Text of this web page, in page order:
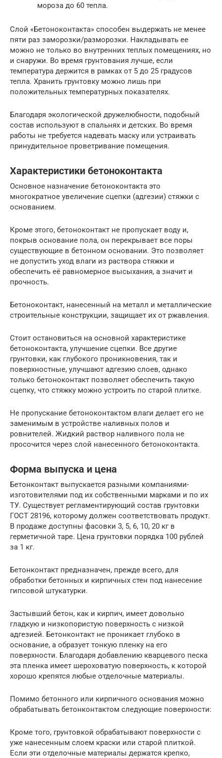
мороза до 60 тепла.
Слой «Бетоноконтакта» способен выдержать не менее
пяти раз заморозки/разморозки. Накладывать ее
можно не только во внутренних теплых помещениях, но
и снаружи. Во время грунтования лучше, если
температура держится в рамках от 5 до 25 градусов
тепла. Хранить грунтовку можно лишь при
положительных температурных показателях.
Благодаря экологической дружелюбности, подобный
состав используют в спальнях и детских. Во время
работы не требуется надевать маску или устраивать
принудительное проветривание помещения.
Характеристики бетоноконтакта
Основное назначение бетоноконтакта это
многократное увеличение сцепки (адгезии) стяжки с
основанием.
Кроме этого, бетоноконтакт не пропускает воду и,
покрыв основание пола, он перекрывает все поры
существующие в бетонном основании. Это позволяет
не допустить уход влаги из раствора стяжки и
обеспечить её равномерное высыхания, а значит и
прочность.
Бетоноконтакт, нанесенный на металл и металлические
строительные конструкции, защищает их от ржавления.
Стоит остановиться на основной характеристике
бетоноконтакта, улучшение сцепки. Все другие
грунтовки, как глубокого проникновения, так и
поверхностные, улучшают адгезию слоев, однако
только бетоноконтакт позволяет обеспечить такую
сцепку, что стяжку можно устроить по старой плитке.
Не пропускание бетоноконтактом влаги делает его не
заменимым в устройстве наливных полов и
ровнителей. Жидкий раствор наливного пола не
просочится через слой нанесенного бетоноконтакта.
Форма выпуска и цена
Бетонконтакт выпускается разными компаниями-
изготовителями под их собственными марками и по их
ТУ. Существует регламентирующий состав грунтовки
ГОСТ 28196, которому должен соответствовать продукт.
В продаже доступны фасовки 3, 5, 6, 10, 20 кг в
герметичной таре. Цена грунтовки порядка 100 рублей
за 1 кг.
Бетонконтакт предназначен, прежде всего, для
обработки бетонных и кирпичных стен под нанесение
гипсовой штукатурки.
Застывший бетон, как и кирпич, имеет довольно
гладкую и низкопористую поверхность с низкой
адгезией. Бетонконтакт не проникает глубоко в
основание, а образует тонкую пленку на его
поверхности. Благодаря добавлению кварцевого песка
эта пленка имеет шероховатую поверхность, к которой
хорошо крепятся любые отделочные материалы.
Помимо бетонного или кирпичного основания можно
обрабатывать бетонконтактом следующие поверхности:
Кроме того, грунтовкой обрабатывают поверхности с
уже нанесенным слоем краски или старой плиткой.
Если эти отделочные материалы держатся крепко,